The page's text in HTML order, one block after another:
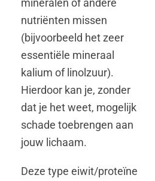
nutriënten missen
(bijvoorbeeld het zeer
essentiële mineraal
kalium of linolzuur).
Hierdoor kan je, zonder
dat je het weet, mogelijk
schade toebrengen aan
jouw lichaam.
Deze type eiwit/proteïne